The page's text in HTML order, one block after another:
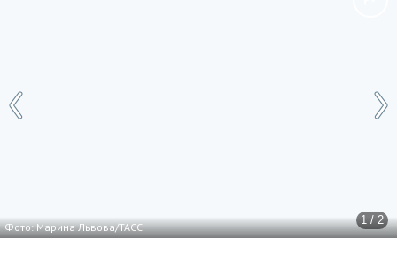
1 / 2
Фото: Марина Львова/ТАСС